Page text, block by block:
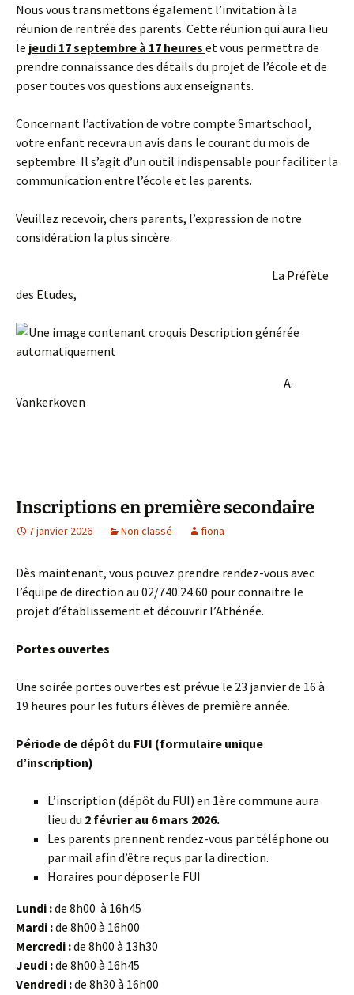
Nous vous transmettons également l’invitation à la
réunion de rentrée des parents. Cette réunion qui aura lieu
le jeudi 17 septembre à 17 heures et vous permettra de
prendre connaissance des détails du projet de l’école et de
poser toutes vos questions aux enseignants.
Concernant l’activation de votre compte Smartschool,
votre enfant recevra un avis dans le courant du mois de
septembre. Il s’agit d’un outil indispensable pour faciliter la
communication entre l’école et les parents.
Veuillez recevoir, chers parents, l’expression de notre
considération la plus sincère.
La Préfète
des Etudes,
A.
Vankerkoven
Inscriptions en première secondaire
7 janvier 2026 Non classé fiona
Dès maintenant, vous pouvez prendre rendez-vous avec
l’équipe de direction au 02/740.24.60 pour connaitre le
projet d’établissement et découvrir l’Athénée.
Portes ouvertes
Une soirée portes ouvertes est prévue le 23 janvier de 16 à
19 heures pour les futurs élèves de première année.
Période de dépôt du FUI (formulaire unique
d’inscription)
L’inscription (dépôt du FUI) en 1ère commune aura
lieu du 2 février au 6 mars 2026.
Les parents prennent rendez-vous par téléphone ou
par mail afin d’être reçus par la direction.
Horaires pour déposer le FUI
Lundi :de 8h00 à 16h45
Mardi :de 8h00 à 16h00
Mercredi :de 8h00 à 13h30
Jeudi :de 8h00 à 16h45
Vendredi :de 8h30 à 16h00